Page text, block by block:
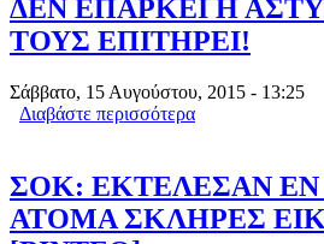
ΔΕΝ ΕΠΑΡΚΕΙ Η
ΤΟΥΣ ΕΠΙΤΗΡΕΙ!
Σάββατο, 15 Αυγούστου, 2015 - 13:25
Διαβάστε περισσότερα
ΓΙΑ ΝΑ ΤΟΥΣ
ΣΟΚ: ΕΚΤΕΛΕΣΑΝ ΕΝ
ΑΤΟΜΑ ΣΚΛΗΡΕΣ